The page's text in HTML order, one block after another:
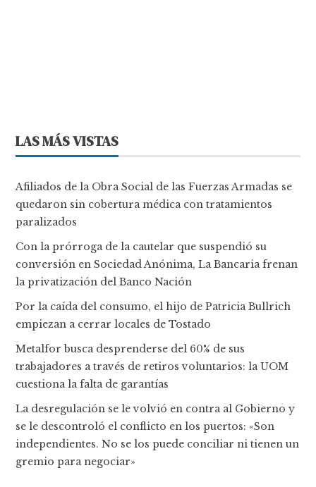
LAS MÁS VISTAS
Afiliados de la Obra Social de las Fuerzas Armadas se
quedaron sin cobertura médica con tratamientos
paralizados
Con la prórroga de la cautelar que suspendió su
conversión en Sociedad Anónima, La Bancaria frenan
la privatización del Banco Nación
Por la caída del consumo, el hijo de Patricia Bullrich
empiezan a cerrar locales de Tostado
Metalfor busca desprenderse del 60% de sus
trabajadores a través de retiros voluntarios: la UOM
cuestiona la falta de garantías
La desregulación se le volvió en contra al Gobierno y
se le descontroló el conflicto en los puertos: «Son
independientes. No se los puede conciliar ni tienen un
gremio para negociar»